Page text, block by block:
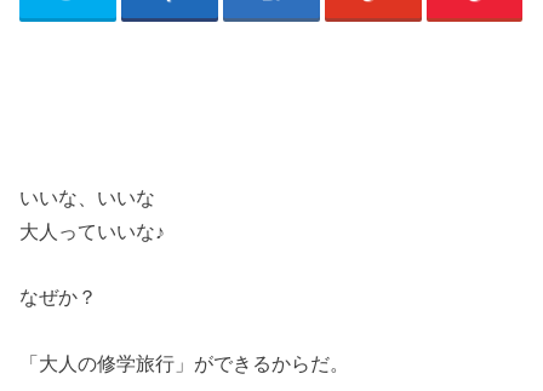
いいな、いいな
大人っていいな♪
なぜか？
「大人の修学旅行」ができるからだ。